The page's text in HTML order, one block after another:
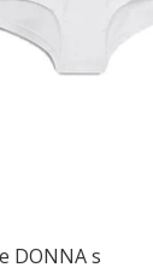
DONNA s